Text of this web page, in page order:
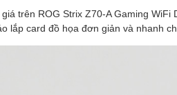
trên ROG Strix Z70-A Gaming
lắp card đồ họa đơn giản và nhanh